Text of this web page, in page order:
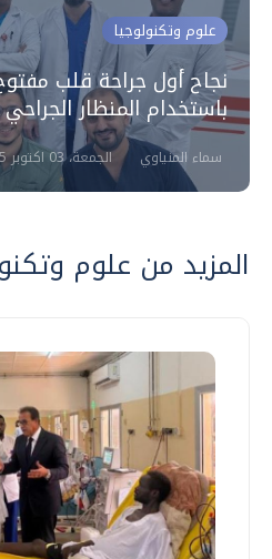
علوم وتكنولوجيا
نجاح أول جراحة قلب
باستخدام المنظار
سماء المنياوي الجمعة، 03 اكتوبر 2025 01:12 م
المزيد من علوم